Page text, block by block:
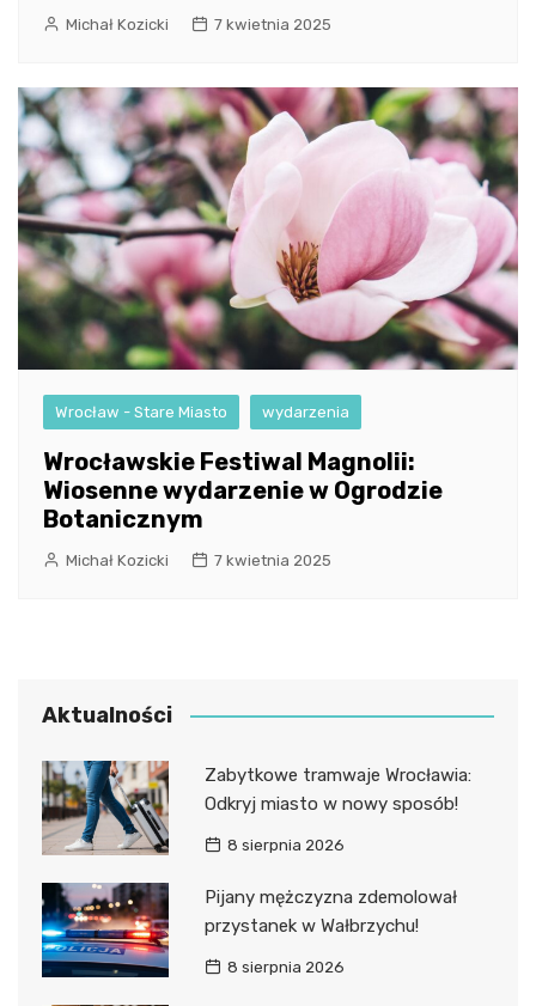
Michał Kozicki 7 kwietnia 2025
Wrocław - Stare Miasto wydarzenia
Wrocławskie Festiwal Magnolii:
Wiosenne wydarzenie w Ogrodzie
Botanicznym
Michał Kozicki 7 kwietnia 2025
Aktualności
Zabytkowe tramwaje Wrocławia:
Odkryj miasto w nowy sposób!
8 sierpnia 2026
Pijany mężczyzna zdemolował
przystanek w Wałbrzychu!
8 sierpnia 2026